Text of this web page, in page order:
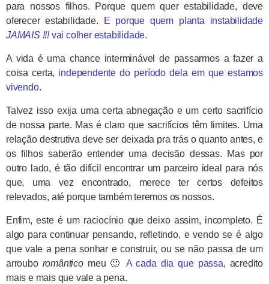
para nossos filhos. Porque quem quer estabilidade, deve
oferecer estabilidade.
E porque quem planta instabilidade
JAMAIS !!!vai colher estabilidade.
A vida é uma chance interminável de passarmos a fazer a
coisa certa, independente do período dela em que estamos
vivendo.
Talvez isso exija uma certa abnegação e um certo sacrifício
de nossa parte. Mas é claro que sacrifícios têm limites. Uma
relação destrutiva deve ser deixada pra trás o quanto antes, e
os filhos saberão entender uma decisão dessas. Mas por
outro lado, é tão difícil encontrar um parceiro ideal para nós
que, uma vez encontrado, merece ter certos defeitos
relevados, até porque também teremos os nossos.
Enfim, este é um raciocínio que deixo assim, incompleto. É
algo para continuar pensando, refletindo, e vendo se é algo
que vale a pena sonhar e construir, ou se não passa de um
arroubo românticomeu 🙂 A cada dia que passa, acredito
mais e mais que vale a pena.